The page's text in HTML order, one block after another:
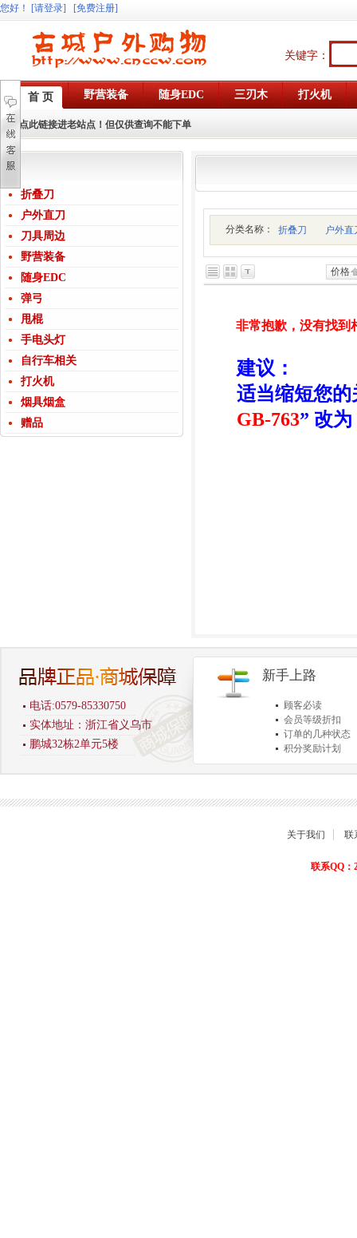
您好 ！ [请登录] [免费注册]
关键字：
首 页 野营装备 随身EDC 三刃木 打火机
点此链接进老站点！但仅供查询不能下单
折叠刀
户外直刀
刀具周边
野营装备
随身EDC
弹弓
甩棍
手电头灯
自行车相关
打火机
烟具烟盒
赠品
分类名称： 折叠刀 户外直
价格
非常抱歉，没有找到
建议：
适当缩短您
GB-763” 改为
电话:0579-85330750
实体地址：浙江省义乌市
鹏城32栋2单元5楼
新手上路
顾客必读
会员等级折扣
订单的几种状态
积分奖励计划
商品退货保障
关于我们 联
联系QQ：